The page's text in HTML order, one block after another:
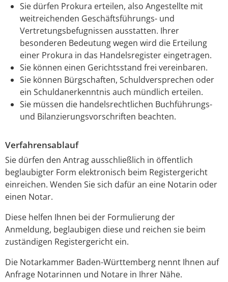
Sie dürfen Prokura erteilen, also Angestellte mit
weitreichenden Geschäftsführungs- und
Vertretungsbefugnissen ausstatten. Ihrer
besonderen Bedeutung wegen wird die Erteilung
einer Prokura in das Handelsregister eingetragen.
Sie können einen Gerichtsstand frei vereinbaren.
Sie können Bürgschaften, Schuldversprechen oder
ein Schuldanerkenntnis auch mündlich erteilen.
Sie müssen die handelsrechtlichen Buchführungs-
und Bilanzierungsvorschriften beachten.
Verfahrensablauf
Sie dürfen den Antrag ausschließlich in öffentlich
beglaubigter Form elektronisch beim Registergericht
einreichen. Wenden Sie sich dafür an eine Notarin oder
einen Notar.
Diese helfen Ihnen bei der Formulierung der
Anmeldung, beglaubigen diese und reichen sie beim
zuständigen Registergericht ein.
Die Notarkammer Baden-Württemberg nennt Ihnen auf
Anfrage Notarinnen und Notare in Ihrer Nähe.